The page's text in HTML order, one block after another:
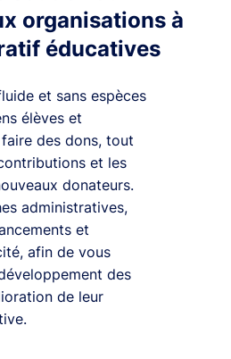
organisations à
éducatives
et sans espèces
élèves et
des dons, tout
et les
donateurs.
administratives,
et
afin de vous
des
de leur